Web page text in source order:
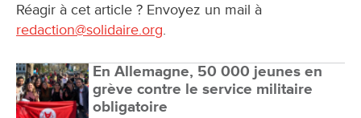
Réagir à cet article ? Envoyez un mail à
redaction@solidaire.org.
En Allemagne, 50 000 jeunes en
grève contre le service militaire
obligatoire